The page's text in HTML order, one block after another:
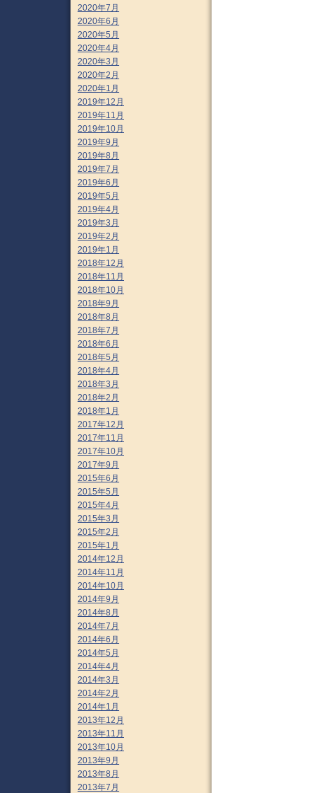
2020年7月
2020年6月
2020年5月
2020年4月
2020年3月
2020年2月
2020年1月
2019年12月
2019年11月
2019年10月
2019年9月
2019年8月
2019年7月
2019年6月
2019年5月
2019年4月
2019年3月
2019年2月
2019年1月
2018年12月
2018年11月
2018年10月
2018年9月
2018年8月
2018年7月
2018年6月
2018年5月
2018年4月
2018年3月
2018年2月
2018年1月
2017年12月
2017年11月
2017年10月
2017年9月
2015年6月
2015年5月
2015年4月
2015年3月
2015年2月
2015年1月
2014年12月
2014年11月
2014年10月
2014年9月
2014年8月
2014年7月
2014年6月
2014年5月
2014年4月
2014年3月
2014年2月
2014年1月
2013年12月
2013年11月
2013年10月
2013年9月
2013年8月
2013年7月